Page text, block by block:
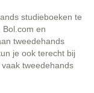
studieboeken te
en
tweedehands
je ook terecht bij
tweedehands